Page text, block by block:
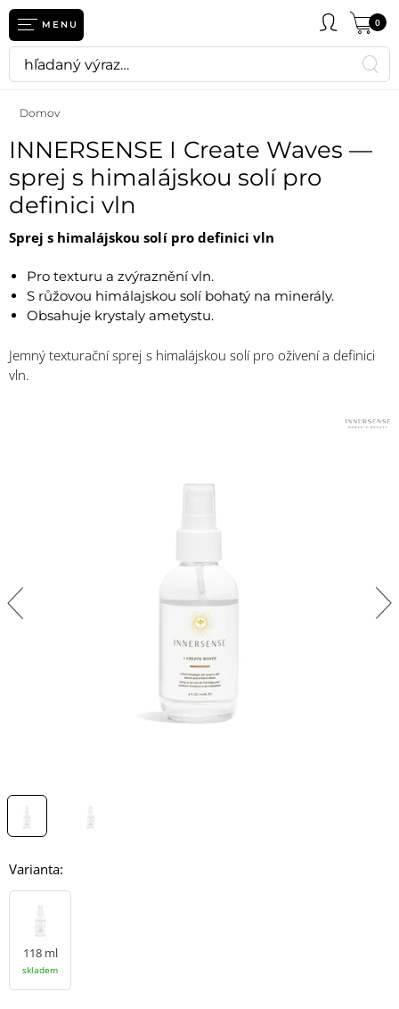
MENU 0
Domov
INNERSENSE I Create Waves —
sprej s himalájskou solí pro
definici vln
Sprej s himalájskou solí pro definici vln
Pro texturu a zvýraznění vln.
S růžovou himálajskou solí bohatý na minerály.
Obsahuje krystaly ametystu.
Jemný texturační sprej s himalájskou solí pro oživení a definici
vln.
Varianta:
118 ml
skladem